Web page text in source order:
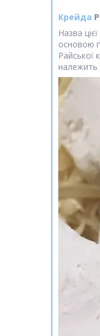
Крейда
Назва
основою
Райської
належить